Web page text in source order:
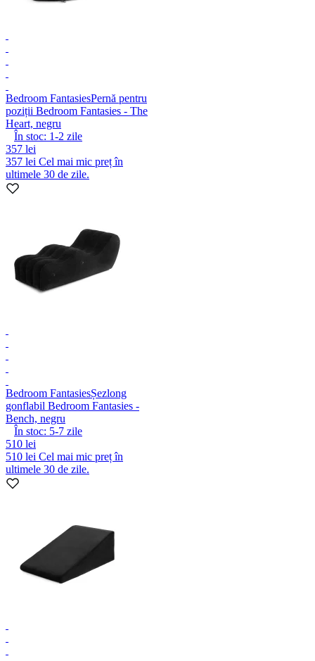
Bedroom FantasiesPernă pentru
poziții Bedroom Fantasies - The
Heart, negru
În stoc: 1-2 zile
357 lei
357 lei Cel mai mic preț în
ultimele 30 de zile.
Bedroom FantasiesȘezlong
gonflabil Bedroom Fantasies -
Bench, negru
În stoc: 5-7 zile
510 lei
510 lei Cel mai mic preț în
ultimele 30 de zile.